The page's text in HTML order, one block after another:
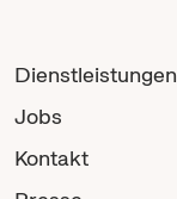
Dienstleistungen
Jobs
Kontakt